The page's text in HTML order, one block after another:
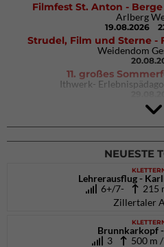
Filmfest St. Anton -
Arlberg
19.08.2026
Strudel, Film und Sterne -
Weidendom
11. großes
Ithwerk-
4Blocs
DAV Kletter- &
NEUESTE
Lehrerausflug -
6+/7-
215
Zillertaler
Brunnkarkopf
3
500 m